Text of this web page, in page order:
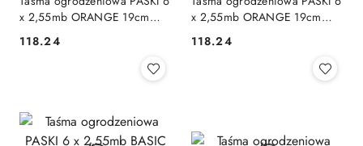
x 2,55mb ORANGE 19cm
klipsów GRATIS
Cena:
118.24
x 2,55mb ORANGE 19cm
klipsów GRATIS
Cena:
118.24